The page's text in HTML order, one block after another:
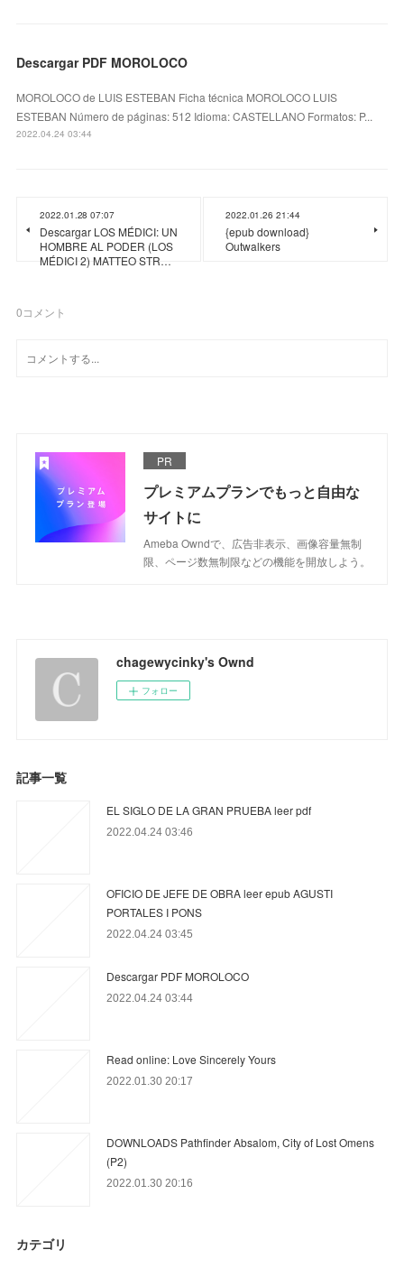
Descargar PDF MOROLOCO
MOROLOCO de LUIS ESTEBAN Ficha técnica MOROLOCO LUIS
ESTEBAN Número de páginas: 512 Idioma: CASTELLANO Formatos: P...
2022.04.24 03:44
2022.01.28 07:07
Descargar LOS MÉDICI: UN
HOMBRE AL PODER (LOS
MÉDICI 2) MATTEO STR…
2022.01.26 21:44
{epub download}
Outwalkers
0コメント
PR
プレミアムプランでもっと自由な
サイトに
Ameba Owndで、広告非表示、画像容量無制
限、ページ数無制限などの機能を開放しよう。
chagewycinky's Ownd
フォロー
記事一覧
EL SIGLO DE LA GRAN PRUEBA leer pdf
2022.04.24 03:46
OFICIO DE JEFE DE OBRA leer epub AGUSTI
PORTALES I PONS
2022.04.24 03:45
Descargar PDF MOROLOCO
2022.04.24 03:44
Read online: Love Sincerely Yours
2022.01.30 20:17
DOWNLOADS Pathfinder Absalom, City of Lost Omens
(P2)
2022.01.30 20:16
カテゴリ